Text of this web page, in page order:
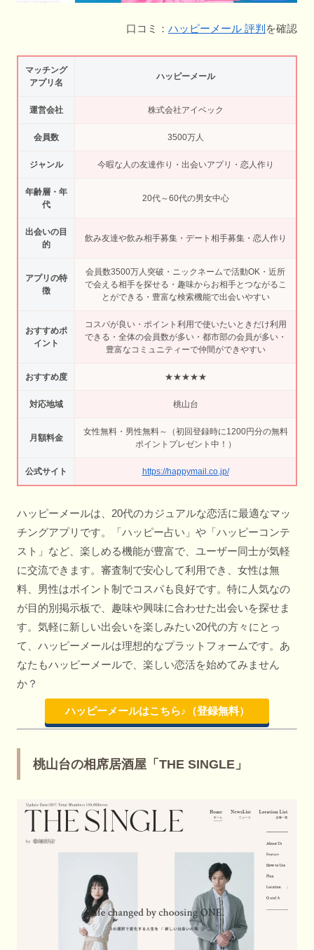
口コミ： ハッピーメール 評判 を確認
マッチング
アプリ名
ハッピーメール
運営会社 株式会社アイベック
会員数 3500万人
ジャンル 今暇な人の友達作り・出会いアプリ・恋人作り
年齢層・年
代
20代～60代の男女中心
出会いの目
的
飲み友達や飲み相手募集・デート相手募集・恋人作り
アプリの特
徴
会員数3500万人突破・ニックネームで活動OK・近所
で会える相手を探せる・趣味からお相手とつながるこ
とができる・豊富な検索機能で出会いやすい
おすすめポ
イント
コスパが良い・ポイント利用で使いたいときだけ利用
できる・全体の会員数が多い・都市部の会員が多い・
豊富なコミュニティーで仲間ができやすい
おすすめ度 ★★★★★
対応地域 桃山台
月額料金
女性無料・男性無料～（初回登録時に1200円分の無料
ポイントプレゼント中！）
公式サイト https://happymail.co.jp/
ハッピーメールは、20代のカジュアルな恋活に最適なマッ
チングアプリです。「ハッピー占い」や「ハッピーコンテ
スト」など、楽しめる機能が豊富で、ユーザー同士が気軽
に交流できます。審査制で安心して利用でき、女性は無
料、男性はポイント制でコスパも良好です。特に人気なの
が目的別掲示板で、趣味や興味に合わせた出会いを探せま
す。気軽に新しい出会いを楽しみたい20代の方々にとっ
て、ハッピーメールは理想的なプラットフォームです。あ
なたもハッピーメールで、楽しい恋活を始めてみません
か？
ハッピーメールはこちら♪（登録無料）
桃山台の相席居酒屋「THE SINGLE」